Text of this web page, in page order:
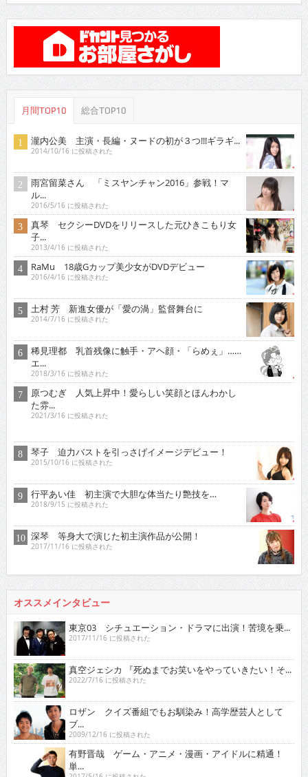
月間TOP10 総合TOP10
瀧内公美 主演・長編・ヌードの初が３つ!!!ギラギ...
2014/10/16 に投稿された
雨宮留菜さん 「ミスヤンチャン2016」参戦！マ
ル...
2016/5/16 に投稿された
真琴 セクシーDVDをリリースした元ひきこもり女
子...
2013/4/16 に投稿された
RaMu 18歳Gカップ美少女がDVDデビュー
2016/4/16 に投稿された
土村 芳 新進女優が「愛の渦」監督舞台に
2014/7/16 に投稿された
稀見理都 乳首残像に触手・アヘ顔・「らめぇ」……
エ...
2018/3/16 に投稿された
原つむぎ 人気上昇中！愛らしい笑顔とほんわかし
た雰...
2021/3/16 に投稿された
2015/10/16 に投稿された
2018/9/15 に投稿された
2017/11/16 に投稿された
オススメインタビュー
東京03 シチュエーション・ドラマに出演！苦境を乗...
2022/7/16 に投稿された
ブ...
2009/12/16 に投稿された
有野晋哉 ゲーム・アニメ・漫画・アイドルに精通！
単...
2017/5/16 に投稿された